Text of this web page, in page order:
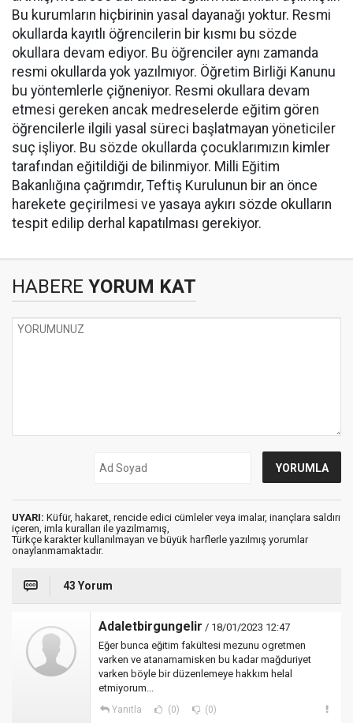
Bu kurumların hiçbirinin yasal dayanağı yoktur. Resmi
okullarda kayıtlı öğrencilerin bir kısmı bu sözde
okullara devam ediyor. Bu öğrenciler aynı zamanda
resmi okullarda yok yazılmıyor. Öğretim Birliği Kanunu
bu yöntemlerle çiğneniyor. Resmi okullara devam
etmesi gereken ancak medreselerde eğitim gören
öğrencilerle ilgili yasal süreci başlatmayan yöneticiler
suç işliyor. Bu sözde okullarda çocuklarımızın kimler
tarafından eğitildiği de bilinmiyor. Milli Eğitim
Bakanlığına çağrımdır, Teftiş Kurulunun bir an önce
harekete geçirilmesi ve yasaya aykırı sözde okulların
tespit edilip derhal kapatılması gerekiyor.
HABERE YORUM KAT
UYARI: Küfür, hakaret, rencide edici cümleler veya imalar, inançlara saldırı
içeren, imla kuralları ile yazılmamış,
Türkçe karakter kullanılmayan ve büyük harflerle yazılmış yorumlar
onaylanmamaktadır.
43 Yorum
Adaletbirgungelir / 18/01/2023 12:47
Eğer bunca eğitim fakültesi mezunu ogretmen
varken ve atanamamisken bu kadar mağduriyet
varken böyle bir düzenlemeye hakkım helal
etmiyorum...
Yanıtla (0) (0)